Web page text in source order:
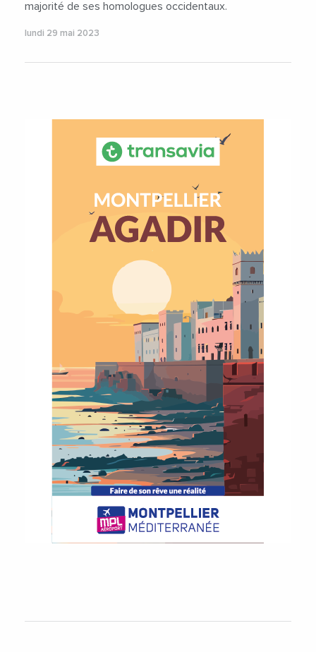
majorité de ses homologues occidentaux.
lundi 29 mai 2023